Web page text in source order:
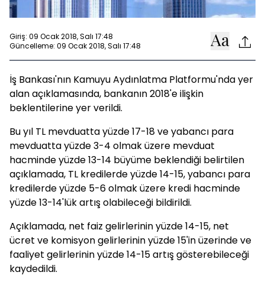
Giriş: 09 Ocak 2018, Salı 17:48
Güncelleme: 09 Ocak 2018, Salı 17:48
İş Bankası'nın Kamuyu Aydınlatma Platformu'nda yer
alan açıklamasında, bankanın 2018'e ilişkin
beklentilerine yer verildi.
Bu yıl TL mevduatta yüzde 17-18 ve yabancı para
mevduatta yüzde 3-4 olmak üzere mevduat
hacminde yüzde 13-14 büyüme beklendiği belirtilen
açıklamada, TL kredilerde yüzde 14-15, yabancı para
kredilerde yüzde 5-6 olmak üzere kredi hacminde
yüzde 13-14'lük artış olabileceği bildirildi.
Açıklamada, net faiz gelirlerinin yüzde 14-15, net
ücret ve komisyon gelirlerinin yüzde 15'in üzerinde ve
faaliyet gelirlerinin yüzde 14-15 artış gösterebileceği
kaydedildi.